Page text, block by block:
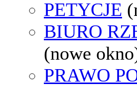
PETYCJE
BIURO
(nowe
PRAWO